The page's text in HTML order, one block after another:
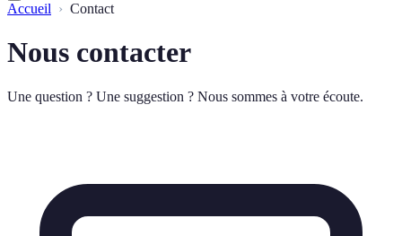
Accueil Contact
Nous contacter
Une question ? Une suggestion ? Nous sommes à votre écoute.